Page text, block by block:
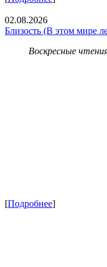
02.08.2026
Близость (В этом мире
Воскресные
[Подробнее]